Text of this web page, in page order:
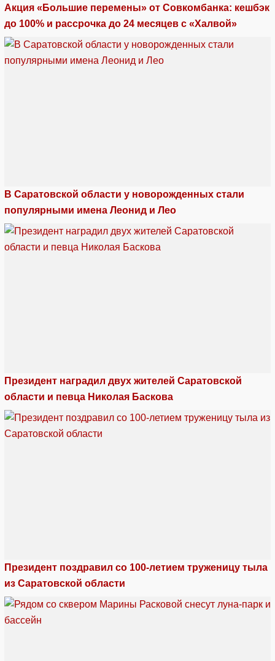
Акция «Большие перемены» от Совкомбанка: кешбэк
до 100% и рассрочка до 24 месяцев с «Халвой»
В Саратовской области у новорожденных стали
популярными имена Леонид и Лео
Президент наградил двух жителей Саратовской
области и певца Николая Баскова
Президент поздравил со 100-летием труженицу тыла
из Саратовской области